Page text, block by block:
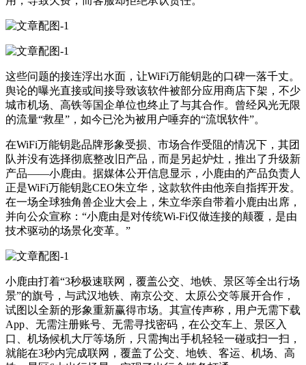
这些问题的接连浮出水面，让WiFi万能钥匙的口碑一落千丈。
舆论的曝光直接或间接导致该软件被部分应用商店下架，不少
城市机场、高铁等国企单位也终止了与其合作。曾经风光无限
的流量“救星”，如今已沦为被用户唾弃的“流氓软件”。
在WiFi万能钥匙品牌形象受损、市场合作受阻的情况下，其团
队并没有选择彻底整改旧产品，而是另起炉灶，推出了升级新
产品——小鹿由。据媒体公开信息显示，小鹿由的产品负责人
正是WiFi万能钥匙CEO朱立华，这款软件由他亲自指挥开发。
在一场全球独角兽企业大会上，朱立华亲自带着小鹿由出席，
并向公众宣称：“小鹿由是对传统Wi-Fi仅做连接的颠覆，是由
技术驱动的场景化变革。”
小鹿由打着“3秒极速联网，覆盖公交、地铁、景区等全出行场
景”的旗号，与武汉地铁、南京公交、太原公交等展开合作，
试图以全新的形象重新赢得市场。其宣传声称，用户无需下载
App、无需注册账号、无需寻找密码，在公交车上、景区入
口、机场候机大厅等场所，只需掏出手机轻轻一碰或扫一扫，
就能在3秒内完成联网，覆盖了公交、地铁、客运、机场、高